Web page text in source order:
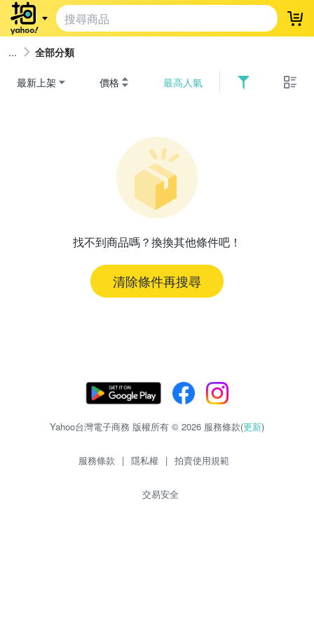
登
全部分類
最新上架 價格 最高人氣
找不到商品嗎？換換其他條件吧！
清除條件再搜尋
Yahoo台灣電子商務 版權所有 © 2026 服務條款(更新)
服務條款 | 隱私權 | 拍賣使用規範
交易安全